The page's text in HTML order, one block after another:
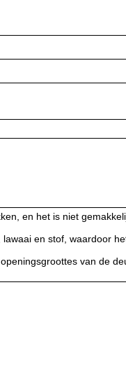
en het is niet
en stof, waardoor
van de